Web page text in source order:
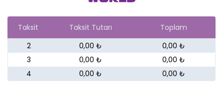
Taksit Taksit Tutarı
Toplam
2
0,00 ₺
0,00 ₺
3
0,00 ₺
0,00 ₺
4
0,00 ₺ 0,00 ₺